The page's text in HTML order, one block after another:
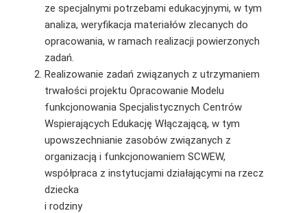
ze specjalnymi potrzebami edukacyjnymi, w tym
analiza, weryfikacja materiałów zlecanych do
opracowania, w ramach realizacji powierzonych
zadań.
Realizowanie zadań związanych z utrzymaniem
trwałości projektu Opracowanie Modelu
funkcjonowania Specjalistycznych Centrów
Wspierających Edukację Włączającą, w tym
upowszechnianie zasobów związanych z
organizacją i funkcjonowaniem SCWEW,
współpraca z instytucjami działającymi na rzecz
dziecka
i rodziny